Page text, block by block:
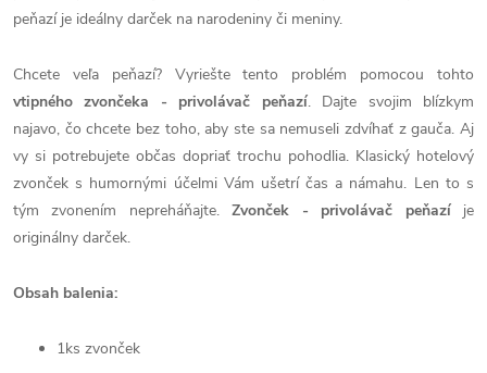
peňazí je ideálny darček na narodeniny či meniny.
Chcete veľa peňazí? Vyriešte tento problém pomocou tohto
vtipného zvončeka - privolávač peňazí. Dajte svojim blízkym
najavo, čo chcete bez toho, aby ste sa nemuseli zdvíhať z gauča. Aj
vy si potrebujete občas dopriať trochu pohodlia. Klasický hotelový
zvonček s humornými účelmi Vám ušetrí čas a námahu. Len to s
tým zvonením nepreháňajte.Zvonček - privolávač peňazíje
originálny darček.
Obsah balenia:
1ks zvonček